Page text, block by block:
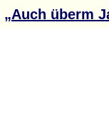
„Auch überm